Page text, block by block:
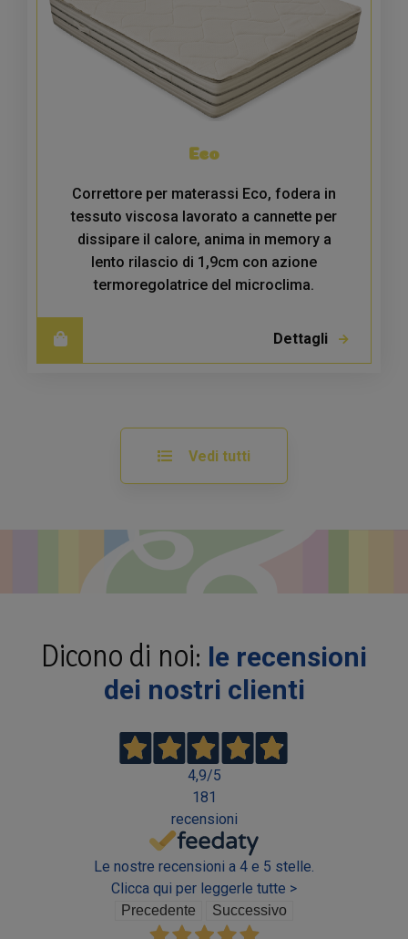
Eco
Correttore per materassi Eco, fodera in
tessuto viscosa lavorato a cannette per
dissipare il calore, anima in memory a
lento rilascio di 1,9cm con azione
termoregolatrice del microclima.
Dettagli
Vedi tutti
Dicono di noi: le recensioni
dei nostri clienti
4,9/5
181
recensioni
Le nostre recensioni a 4 e 5 stelle.
Clicca qui per leggerle tutte >
Precedente Successivo